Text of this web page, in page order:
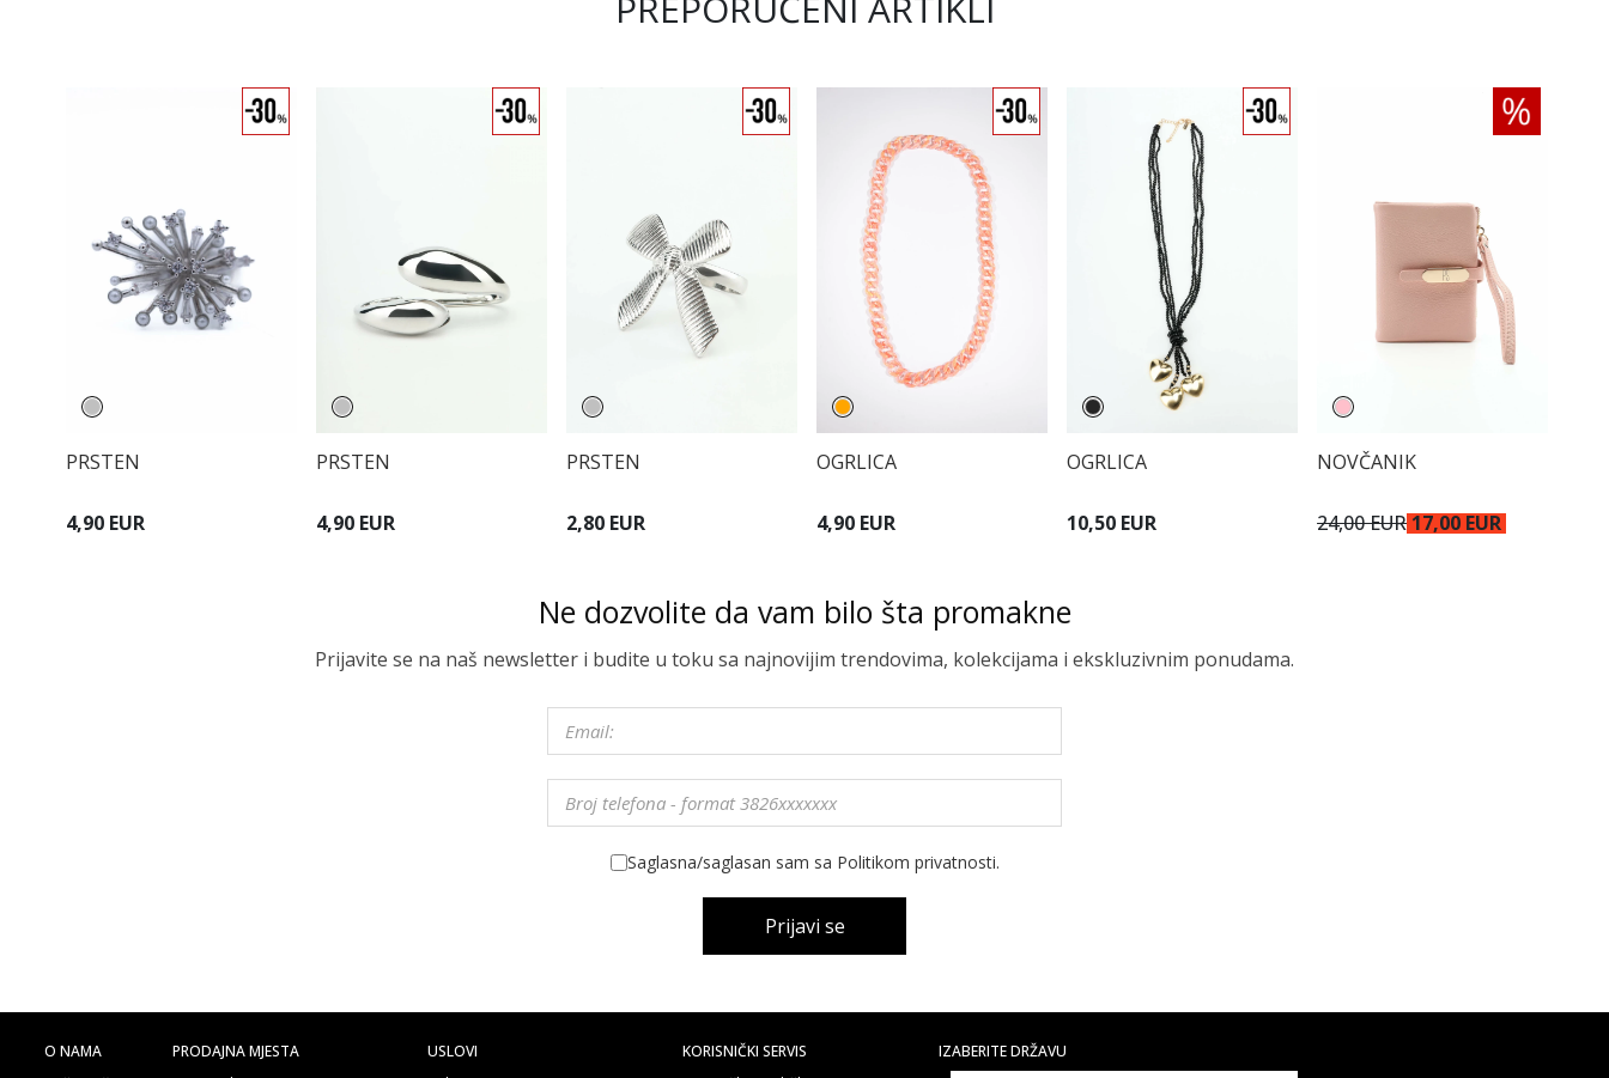
PRSTEN
4,90 EUR
PRSTEN
4,90 EUR
PRSTEN
2,80 EUR
OGRLICA
4,90 EUR
OGRLICA
10,50 EUR
NOVČANIK
24,00 EUR 17,00 EUR
Ne dozvolite da vam bilo šta promakne
Prijavite se na naš newsletter i budite u toku sa najnovijim trendovima, kolekcijama i ekskluzivnim ponudama.
Saglasna/saglasan sam sa Politikom privatnosti.
Prijavi se
O NAMA
PRODAJNA MJESTA
USLOVI
KORISNIČKI SERVIS
IZABERITE DRŽAVU